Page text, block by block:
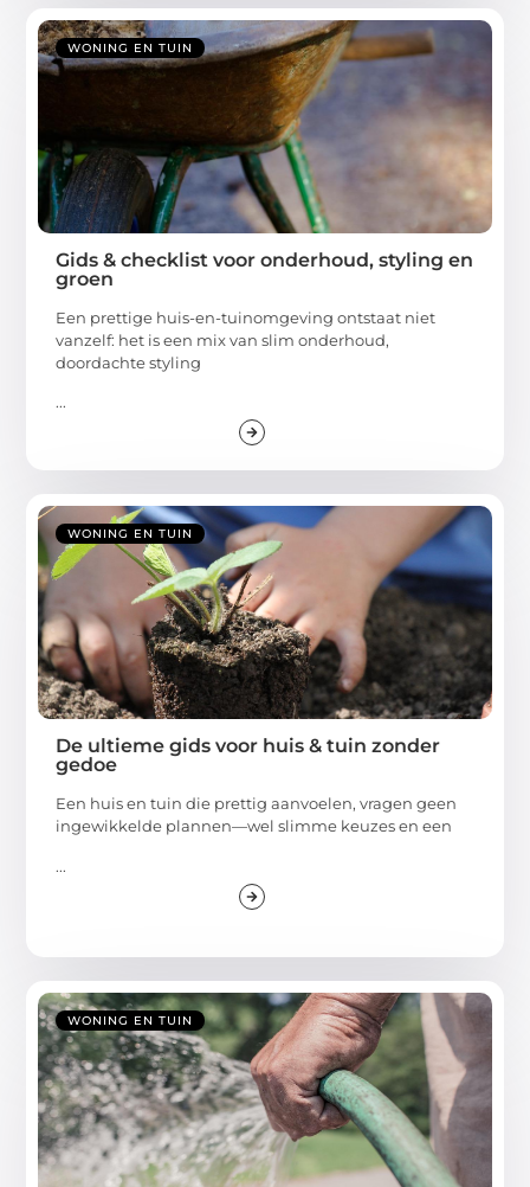
WONING EN TUIN
Gids & checklist voor onderhoud, styling en
groen
Een prettige huis-en-tuinomgeving ontstaat niet
vanzelf: het is een mix van slim onderhoud,
doordachte styling
...
WONING EN TUIN
De ultieme gids voor huis & tuin zonder
gedoe
Een huis en tuin die prettig aanvoelen, vragen geen
ingewikkelde plannen—wel slimme keuzes en een
...
WONING EN TUIN